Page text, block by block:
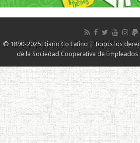
© 1890-2025 Diario Co Latino | Todos los
de la Sociedad Cooperativa de Empleados